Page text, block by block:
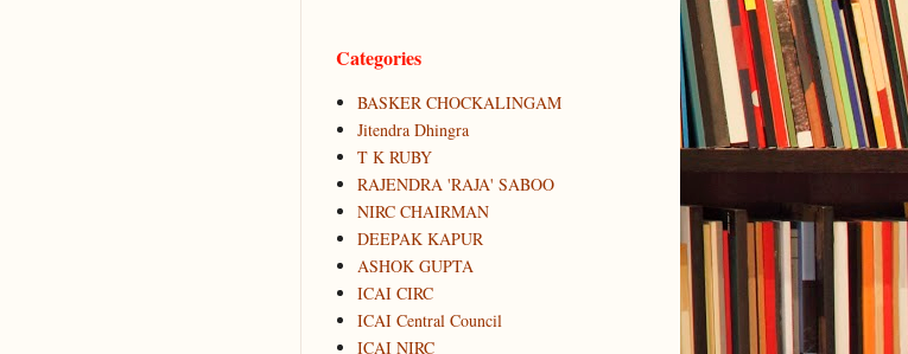
Categories
BASKER CHOCKALINGAM
Jitendra Dhingra
T K RUBY
RAJENDRA 'RAJA' SABOO
NIRC CHAIRMAN
DEEPAK KAPUR
ASHOK GUPTA
ICAI CIRC
ICAI Central Council
ICAI NIRC